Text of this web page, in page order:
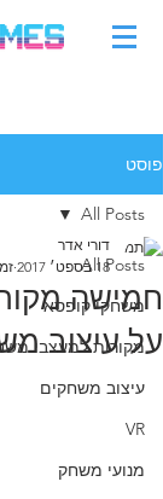
פוסט
All Posts
משחקי קופסא
מקורות למעצבי
עיצוב משחקים
VR
מנועי משחק
All Posts
חמישה
על עיצוב
דורי אדר
18 בספט׳ 2017